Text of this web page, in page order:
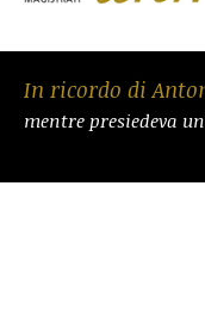
In ricordo di
mentre presiedeva